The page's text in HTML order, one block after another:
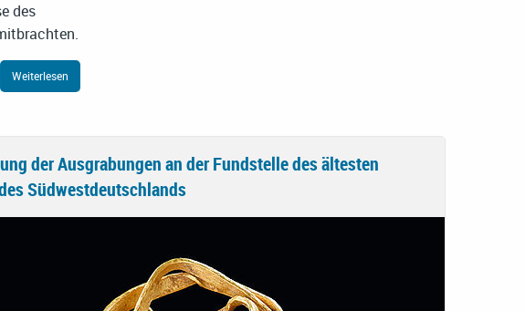
des
Weiterlesen
der Ausgrabungen an der Fundstelle des ältesten
Südwestdeutschlands